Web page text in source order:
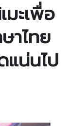
ะเพื่อ
าไทย
แน่นไป